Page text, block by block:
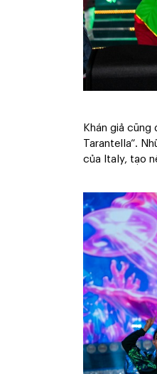
Khán giả
Tarantella”.
của Italy, tạo